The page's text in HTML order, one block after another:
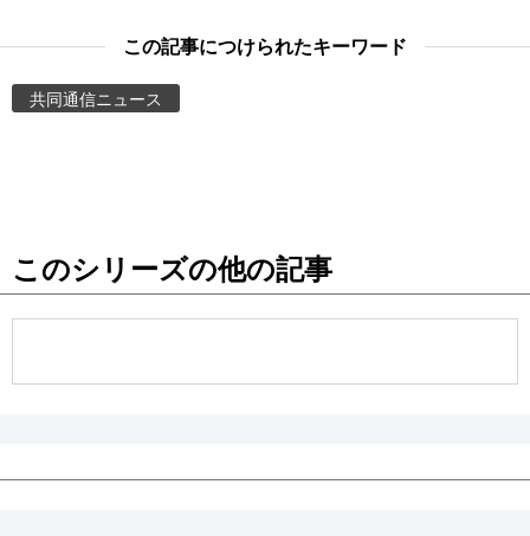
People
公式SNS
この記事につけられたキーワード
共同通信ニュース
このシリーズの他の記事